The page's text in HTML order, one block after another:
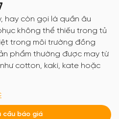
hay còn gọi là quần âu
không thể thiếu trong tủ
trong môi trường đồng
phẩm thường được may từ
cotton, kaki, kate hoặc
cầu báo giá